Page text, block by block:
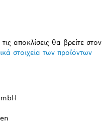
αποκλίσεις θα βρείτε στον
στοιχεία των προϊόντων